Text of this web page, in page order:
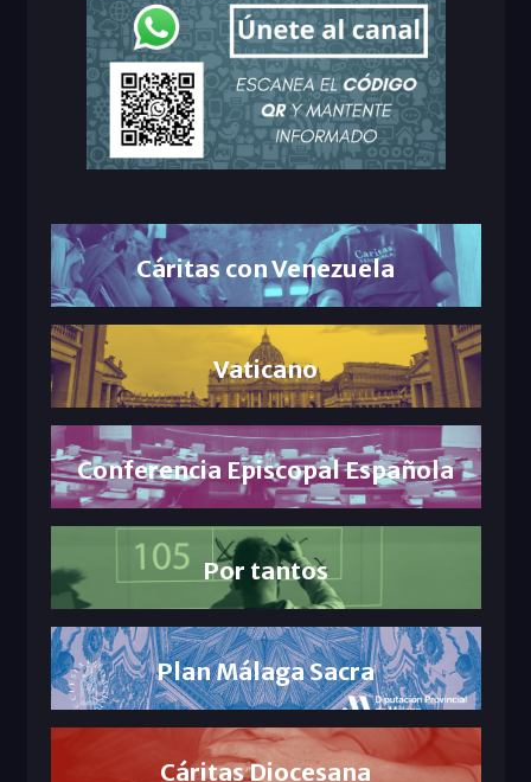
Cáritas con Venezuela
Vaticano
Conferencia Episcopal Española
Por tantos
Plan Málaga Sacra
Cáritas Diocesana